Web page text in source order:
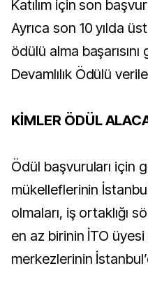
Katılım için son
Ayrıca son 10 yılda
ödülü alma
Devamlılık Ödülü
KİMLER ÖDÜL
Ödül başvuruları için
mükelleflerinin
olmaları, iş ortaklığı
en az birinin İTO üyesi
merkezlerinin